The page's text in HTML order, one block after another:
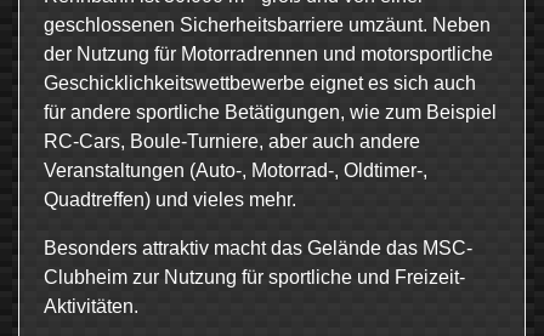
geschlossenen Sicherheitsbarriere umzäunt. Neben
der Nutzung für Motorradrennen und motorsportliche
Geschicklichkeitswettbewerbe eignet es sich auch
für andere sportliche Betätigungen, wie zum Beispiel
RC-Cars, Boule-Turniere, aber auch andere
Veranstaltungen (Auto-, Motorrad-, Oldtimer-,
Quadtreffen) und vieles mehr.
Besonders attraktiv macht das Gelände das MSC-
Clubheim zur Nutzung für sportliche und Freizeit-
Aktivitäten.